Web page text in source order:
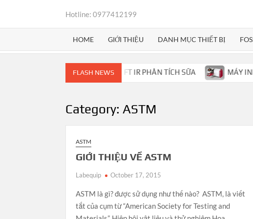
content
Hotline: 0977412199
HOME GIỚI THIỆU DANH MỤC THIẾT BỊ
FLASH NEWS
MARS – QUANG PHỔ FT IR PHÂN TÍCH SỮA MÁY
Category: ASTM
ASTM
GIỚI THIỆU VỀ ASTM
Labequip October 17, 2015
ASTM là gì? được sử dụng như thế nào? ASTM, là viết
tắt của cụm từ “American Society for Testing and